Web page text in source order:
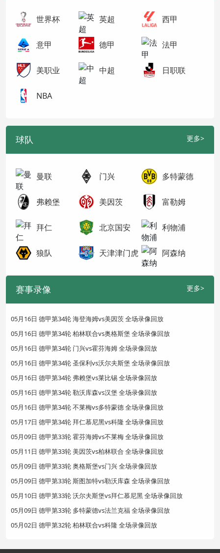
世界杯 英超 西甲
意甲 德甲 法甲
美职业 中超 日职联
NBA
球队 更多>
曼联 门兴 多特蒙德
弗赖堡 美因茨 富勒姆
拜仁 北京国安 利物浦
狼队 天津津门虎 阿森纳
赛事录像 更多>
05月16日 德甲第34轮 海登海姆vs美因茨 全场录像回放
05月16日 德甲第34轮 柏林联合vs奥格斯堡 全场录像回放
05月16日 德甲第34轮 门兴vs霍芬海姆 全场录像回放
05月16日 德甲第34轮 圣保利vs沃尔夫斯堡 全场录像回放
05月16日 德甲第34轮 弗赖堡vs莱比锡 全场录像回放
05月16日 德甲第34轮 勒沃库森vs汉堡 全场录像回放
05月16日 德甲第34轮 不莱梅vs多特蒙德 全场录像回放
05月17日 德甲第34轮 拜仁慕尼黑vs科隆 全场录像回放
05月09日 德甲第33轮 霍芬海姆vs不莱梅 全场录像回放
05月11日 德甲第33轮 美因茨vs柏林联合 全场录像回放
05月09日 德甲第33轮 奥格斯堡vs门兴 全场录像回放
05月09日 德甲第33轮 斯图加特vs勒沃库森 全场录像回放
05月10日 德甲第33轮 沃尔夫斯堡vs拜仁慕尼黑 全场录像回放
05月09日 德甲第33轮 多特蒙德vs法兰克福 全场录像回放
05月02日 德甲第32轮 柏林联合vs科隆 全场录像回放